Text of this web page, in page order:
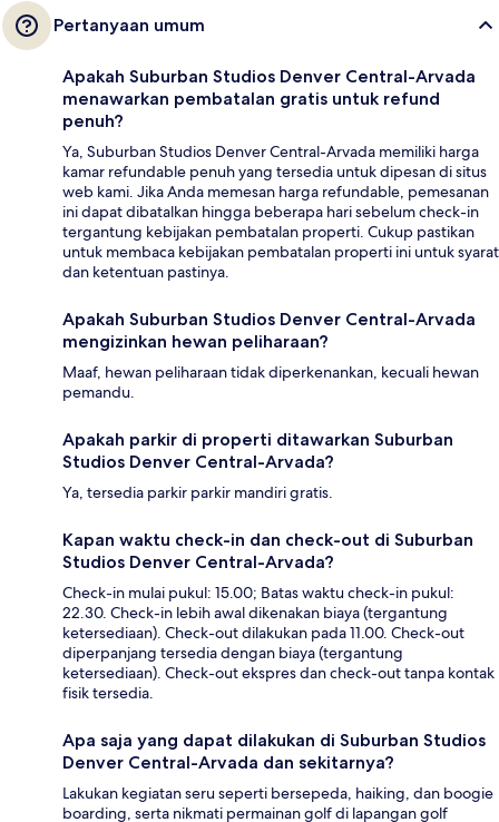
Pertanyaan umum
Apakah Suburban Studios Denver Central-Arvada
menawarkan pembatalan gratis untuk refund
penuh?
Ya, Suburban Studios Denver Central-Arvada memiliki harga
kamar refundable penuh yang tersedia untuk dipesan di situs
web kami. Jika Anda memesan harga refundable, pemesanan
ini dapat dibatalkan hingga beberapa hari sebelum check-in
tergantung kebijakan pembatalan properti. Cukup pastikan
untuk membaca kebijakan pembatalan properti ini untuk syarat
dan ketentuan pastinya.
Apakah Suburban Studios Denver Central-Arvada
mengizinkan hewan peliharaan?
Maaf, hewan peliharaan tidak diperkenankan, kecuali hewan
pemandu.
Apakah parkir di properti ditawarkan Suburban
Studios Denver Central-Arvada?
Ya, tersedia parkir parkir mandiri gratis.
Kapan waktu check-in dan check-out di Suburban
Studios Denver Central-Arvada?
Check-in mulai pukul: 15.00; Batas waktu check-in pukul:
22.30. Check-in lebih awal dikenakan biaya (tergantung
ketersediaan). Check-out dilakukan pada 11.00. Check-out
diperpanjang tersedia dengan biaya (tergantung
ketersediaan). Check-out ekspres dan check-out tanpa kontak
fisik tersedia.
Apa saja yang dapat dilakukan di Suburban Studios
Denver Central-Arvada dan sekitarnya?
Lakukan kegiatan seru seperti bersepeda, haiking, dan boogie
boarding, serta nikmati permainan golf di lapangan golf